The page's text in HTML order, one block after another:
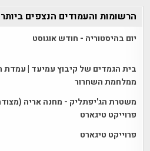
הרשומות והעמודים הנצפים ביותר
יום בהיסטוריה - חודש אוגוסט
בית הגמדים של קיבוץ עמיעד | עמדת
ממלחמת השחרור
משטרת הג'יפתליק - מחנה אריה
פרוייקט טיגארט
פרוייקט טיגארט